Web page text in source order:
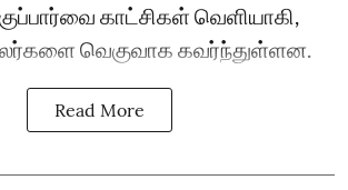
காட்சிகள் வெளியாகி,
வெகுவாக கவர்ந்துள்ளன.
Read More